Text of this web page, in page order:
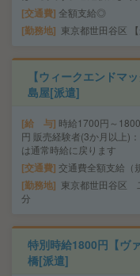
交通費 全額支給◎
勤務地 東京都世田谷区
【ウィークエンドマ
島屋[派遣]
給 与 時給1700円～
円 販売経験者(3か月以上)
は通常時給に戻ります
交通費 交通費全額支給（
勤務地
東京都世田谷区
分
特別時給1800円【ヴ
橋[派遣]